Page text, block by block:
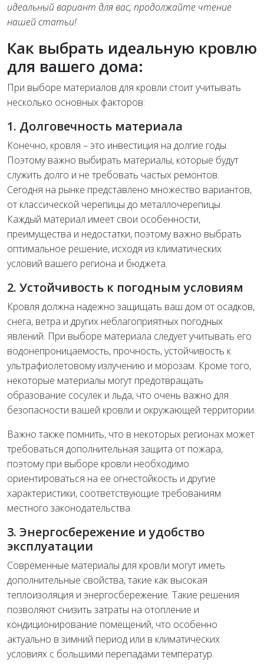
идеальный вариант для вас, продолжайте чтение
нашей статьи!
Как выбрать идеальную кровлю
для вашего дома:
При выборе материалов для кровли стоит учитывать
несколько основных факторов:
1. Долговечность материала
Конечно, кровля – это инвестиция на долгие годы.
Поэтому важно выбирать материалы, которые будут
служить долго и не требовать частых ремонтов.
Сегодня на рынке представлено множество вариантов,
от классической черепицы до металлочерепицы.
Каждый материал имеет свои особенности,
преимущества и недостатки, поэтому важно выбрать
оптимальное решение, исходя из климатических
условий вашего региона и бюджета.
2. Устойчивость к погодным условиям
Кровля должна надежно защищать ваш дом от осадков,
снега, ветра и других неблагоприятных погодных
явлений. При выборе материала следует учитывать его
водонепроницаемость, прочность, устойчивость к
ультрафиолетовому излучению и морозам. Кроме того,
некоторые материалы могут предотвращать
образование сосулек и льда, что очень важно для
безопасности вашей кровли и окружающей территории.
Важно также помнить, что в некоторых регионах может
требоваться дополнительная защита от пожара,
поэтому при выборе кровли необходимо
ориентироваться на ее огнестойкость и другие
характеристики, соответствующие требованиям
местного законодательства.
3. Энергосбережение и удобство
эксплуатации
Современные материалы для кровли могут иметь
дополнительные свойства, такие как высокая
теплоизоляция и энергосбережение. Такие решения
позволяют снизить затраты на отопление и
кондиционирование помещений, что особенно
актуально в зимний период или в климатических
условиях с большими перепадами температур.